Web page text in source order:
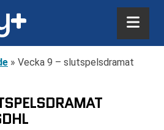
» Vecka 9 – slutspelsdramat